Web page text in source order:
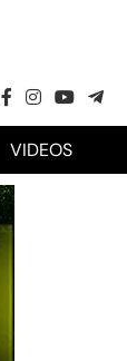
VIDEOS